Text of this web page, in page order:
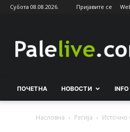
Субота 08.08.2026. Пријавите се
ПОЧЕТНА НОВОСТИ INFO
Насловна Регија Источно